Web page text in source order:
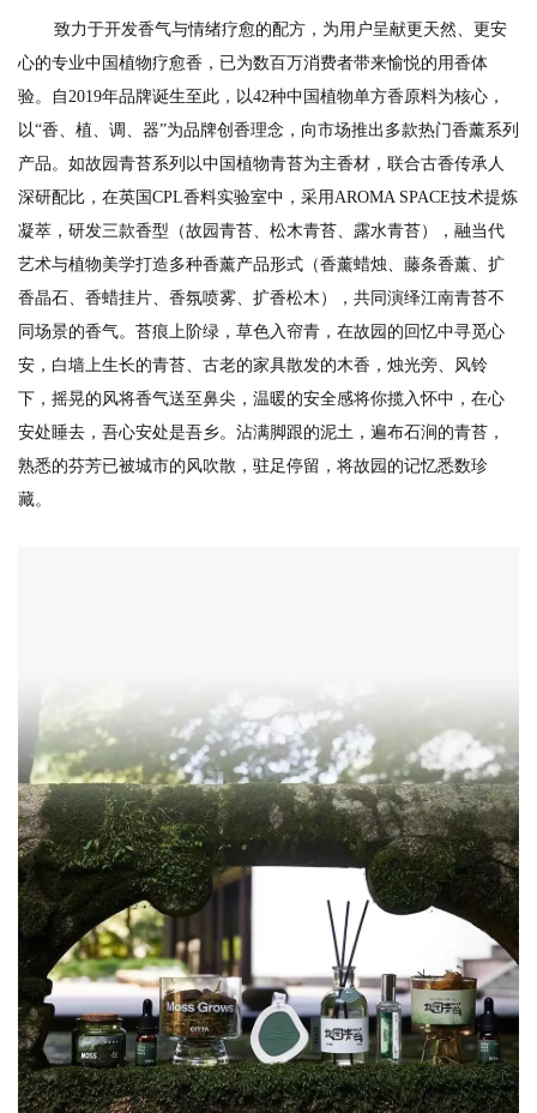
致力于开发香气与情绪疗愈的配方，为用户呈献更天然、更安
心的专业中国植物疗愈香，已为数百万消费者带来愉悦的用香体
验。自2019年品牌诞生至此，以42种中国植物单方香原料为核心，
以“香、植、调、器”为品牌创香理念，向市场推出多款热门香薰系列
产品。如故园青苔系列以中国植物青苔为主香材，联合古香传承人
深研配比，在英国CPL香料实验室中，采用AROMA SPACE技术提炼
凝萃，研发三款香型（故园青苔、松木青苔、露水青苔），融当代
艺术与植物美学打造多种香薰产品形式（香薰蜡烛、藤条香薰、扩
香晶石、香蜡挂片、香氛喷雾、扩香松木），共同演绎江南青苔不
同场景的香气。苔痕上阶绿，草色入帘青，在故园的回忆中寻觅心
安，白墙上生长的青苔、古老的家具散发的木香，烛光旁、风铃
下，摇晃的风将香气送至鼻尖，温暖的安全感将你揽入怀中，在心
安处睡去，吾心安处是吾乡。沾满脚跟的泥土，遍布石涧的青苔，
熟悉的芬芳已被城市的风吹散，驻足停留，将故园的记忆悉数珍
藏。